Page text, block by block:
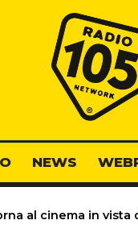
Radio
NEWS
al cinema in vista